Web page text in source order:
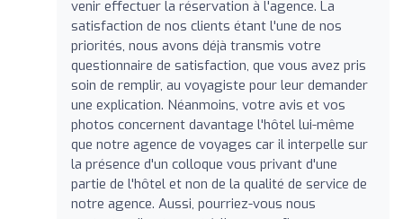
venir effectuer la réservation à l'agence. La
satisfaction de nos clients étant l'une de nos
priorités, nous avons déjà transmis votre
questionnaire de satisfaction, que vous avez pris
soin de remplir, au voyagiste pour leur demander
une explication. Néanmoins, votre avis et vos
photos concernent davantage l'hôtel lui-même
que notre agence de voyages car il interpelle sur
la présence d'un colloque vous privant d'une
partie de l'hôtel et non de la qualité de service de
notre agence. Aussi, pourriez-vous nous